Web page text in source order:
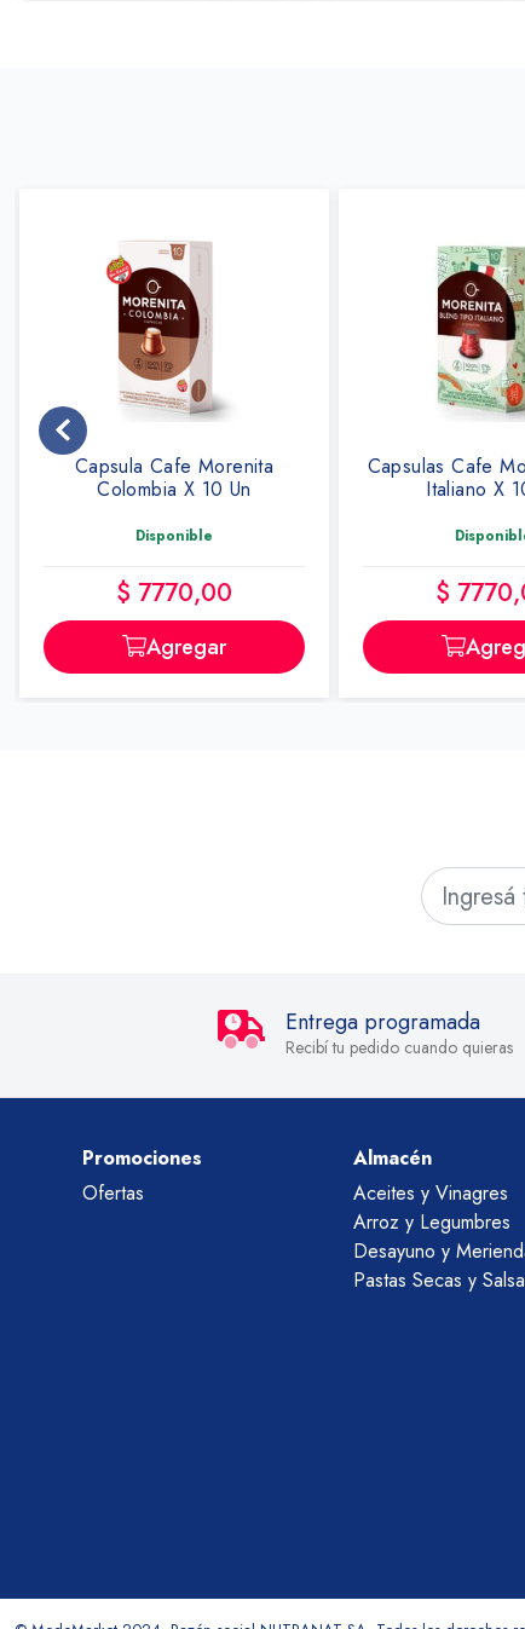
Capsula Cafe Morenita
Colombia X 10 Un
Disponible
$ 7770,00
Agregar
Capsulas Cafe
Italiano X
$
Entrega programada
Recibí tu pedido cuando quieras
Promociones
Ofertas
Almacén
Aceites y Vinagres
Arroz y Legumbres
Desayuno y
Pastas Secas y